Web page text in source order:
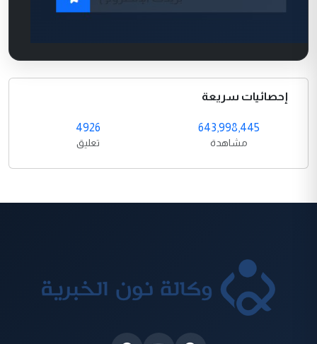
إحصائيات سريعة
643,998,445
مشاهدة
4926
تعليق